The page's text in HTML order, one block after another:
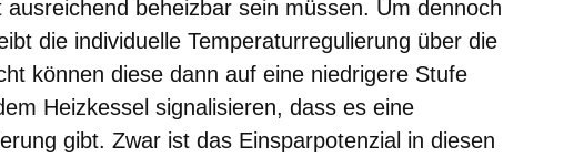
beheizbar sein müssen. Um dennoch
die individuelle Temperaturregulierung über die
können diese dann auf eine niedrigere Stufe
Heizkessel signalisieren, dass es eine
gibt. Zwar ist das Einsparpotenzial in diesen